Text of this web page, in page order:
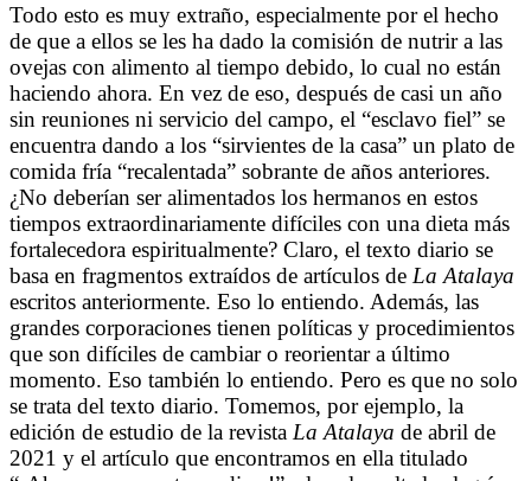
Todo esto es muy extraño, especialmente por el hecho
de que a ellos se les ha dado la comisión de nutrir a las
ovejas con alimento al tiempo debido, lo cual no están
haciendo ahora. En vez de eso, después de casi un año
sin reuniones ni servicio del campo, el “esclavo fiel” se
encuentra dando a los “sirvientes de la casa” un plato de
comida fría “recalentada” sobrante de años anteriores.
¿No deberían ser alimentados los hermanos en estos
tiempos extraordinariamente difíciles con una dieta más
fortalecedora espiritualmente? Claro, el texto diario se
basa en fragmentos extraídos de artículos de La Atalaya
escritos anteriormente. Eso lo entiendo. Además, las
grandes corporaciones tienen políticas y procedimientos
que son difíciles de cambiar o reorientar a último
momento. Eso también lo entiendo. Pero es que no solo
se trata del texto diario. Tomemos, por ejemplo, la
edición de estudio de la revista La Atalaya de abril de
2021 y el artículo que encontramos en ella titulado